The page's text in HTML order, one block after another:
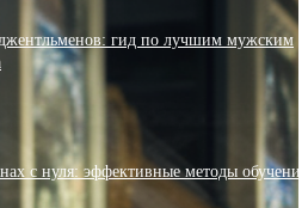
джентльменов: гид по лучшим мужским
с нуля: эффективные методы